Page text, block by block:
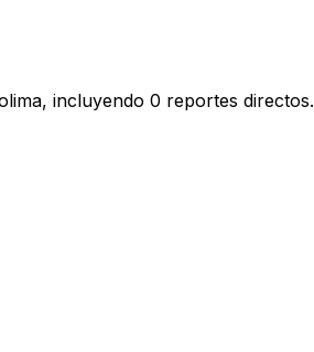
incluyendo 0 reportes directos.